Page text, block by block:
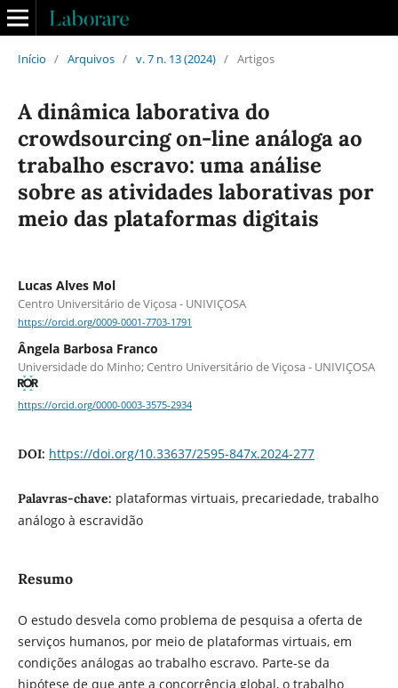
Início / Arquivos / v. 7 n. 13 (2024) / Artigos
A dinâmica laborativa do
crowdsourcing on-line análoga ao
trabalho escravo: uma análise
sobre as atividades laborativas por
meio das plataformas digitais
Lucas Alves Mol
Centro Universitário de Viçosa - UNIVIÇOSA
https://orcid.org/0009-0001-7703-1791
Ângela Barbosa Franco
Universidade do Minho; Centro Universitário de Viçosa - UNIVIÇOSA
https://orcid.org/0000-0003-3575-2934
DOI: https://doi.org/10.33637/2595-847x.2024-277
Palavras-chave: plataformas virtuais, precariedade, trabalho
análogo à escravidão
Resumo
O estudo desvela como problema de pesquisa a oferta de
serviços humanos, por meio de plataformas virtuais, em
condições análogas ao trabalho escravo. Parte-se da
hipótese de que ante a concorrência global, o trabalho